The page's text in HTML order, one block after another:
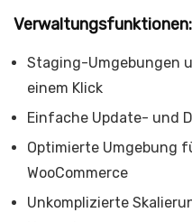
Verwaltungsfunktionen:
Staging-Umgebungen
einem Klick
Einfache Update- und
Optimierte Umgebung
WooCommerce
Unkomplizierte